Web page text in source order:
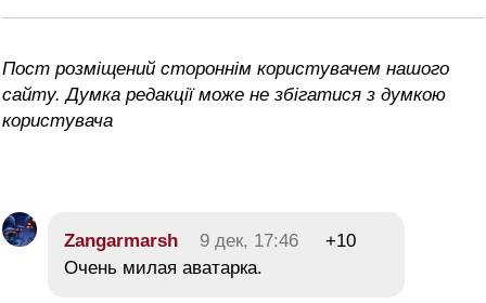
Пост розміщений стороннім користувачем нашого
сайту. Думка редакції може не збігатися з думкою
користувача
Zangarmarsh 9 дек, 17:46
+10
Очень милая аватарка.